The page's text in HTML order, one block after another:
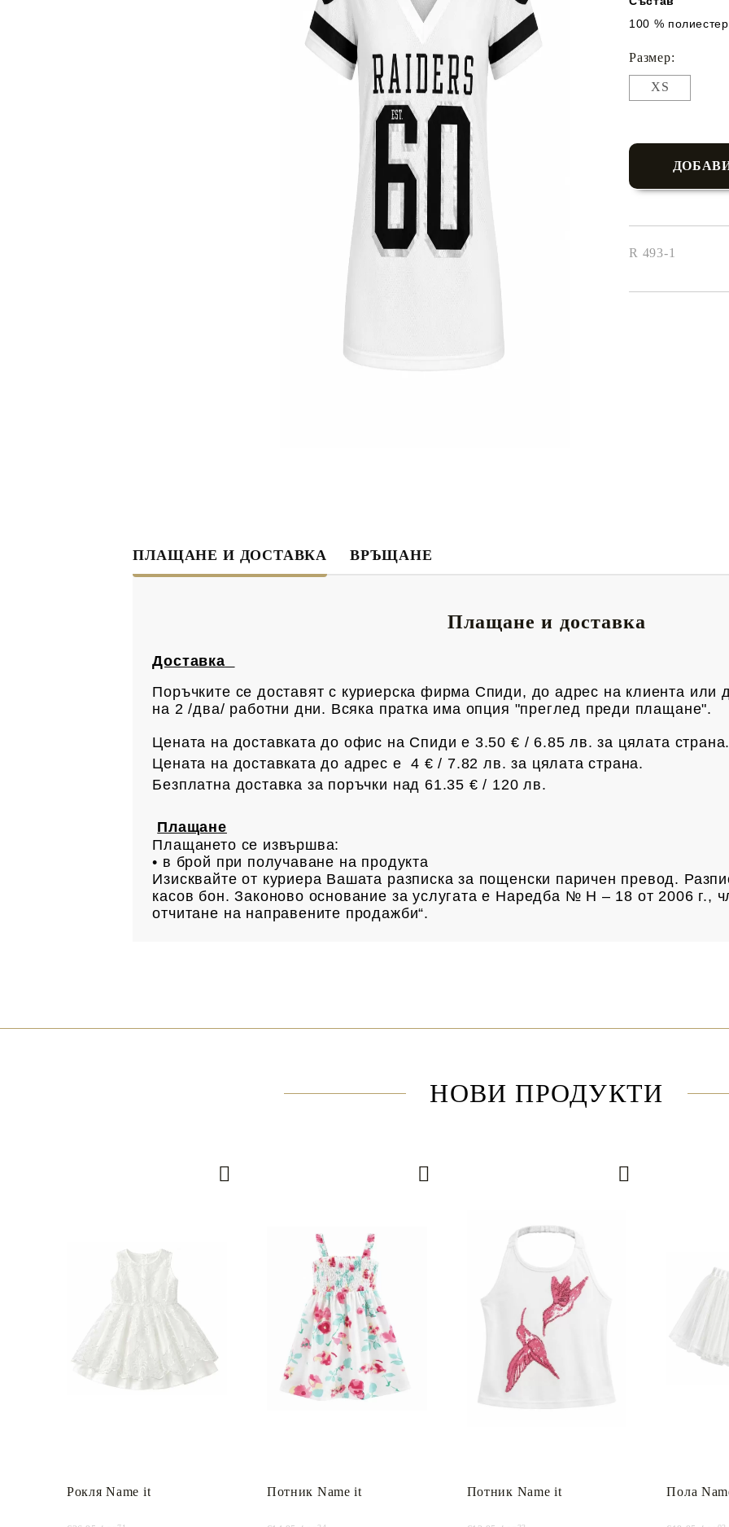
100 % полиестер
Размер:
XS
R 493-1
ПЛАЩАНЕ И ДОСТАВКА ВРЪЩАНЕ
Плащане и доставка
Доставка
Поръчките се доставят с куриерска фирма Спиди, до адрес на клиента или
на 2 /два/ работни дни. Всяка пратка има опция "преглед преди плащане".
Цената на доставката до офис на Спиди е 3.50 € / 6.85 лв.за цялата страна.
Цената на доставката до адрес е 4 € / 7.82 лв.за цялата страна.
Безплатна доставка за поръчки над 61.35 € / 120 лв.
Плащане
Плащането се извършва:
• в брой при получаване на продукта
Изисквайте от куриера Вашата разписка за пощенски паричен превод.
касов бон. Законово основание за услугата е Наредба № Н – 18 от 2006 г.,
отчитане на направените продажби“.
НОВИ ПРОДУКТИ
Рокля Name it Потник Name it Потник Name it Пола